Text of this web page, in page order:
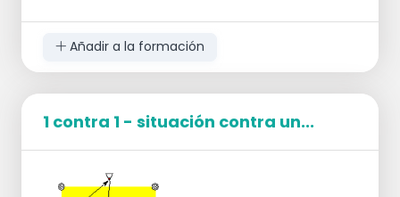
Añadir a la formación
1 contra 1 - situación contra un...